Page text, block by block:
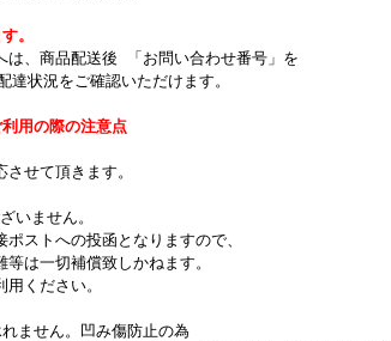
。
は、商品配送後 「お問い合わせ番号」を
達状況をご確認いただけます。
用の際の注意点
せて頂きます。
いません。
ストへの投函となりますので、
は一切補償致しかねます。
ください。
ません。凹み傷防止の為